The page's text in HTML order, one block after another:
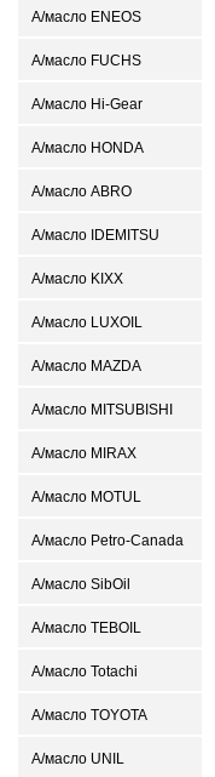
А/масло ENEOS
А/масло FUCHS
А/масло Hi-Gear
А/масло HONDA
А/масло ABRO
А/масло IDEMITSU
А/масло KIXX
А/масло LUXOIL
А/масло MAZDA
А/масло MITSUBISHI
А/масло MIRAX
А/масло MOTUL
А/масло Petro-Canada
А/масло SibOil
А/масло TEBOIL
А/масло Totachi
А/масло TOYOTA
А/масло UNIL